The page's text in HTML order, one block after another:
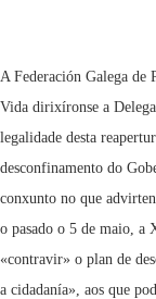
A Federación Galega de
Vida dirixíronse a
legalidade desta
desconfinamento do
conxunto no que
o pasado o 5 de maio, a
«contravir» o plan de
a cidadanía», aos que